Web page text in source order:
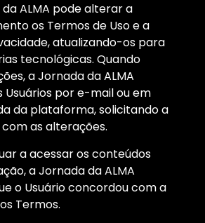
da ALMA pode alterar a
os Termos de Uso e a
atualizando-os para
tecnológicas. Quando
a Jornada da ALMA
Usuários por e-mail ou em
da plataforma, solicitando a
as alterações.
a acessar os conteúdos
a Jornada da ALMA
o Usuário concordou com a
Termos.